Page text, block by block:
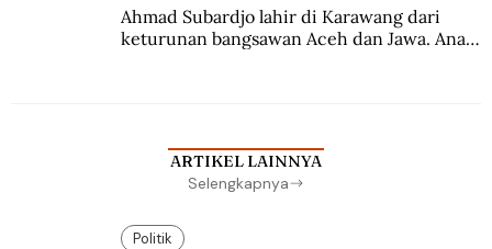
Ahmad Subardjo lahir di Karawang dari
keturunan bangsawan Aceh dan Jawa. Anak
ARTIKEL LAINNYA
Selengkapnya
Politik